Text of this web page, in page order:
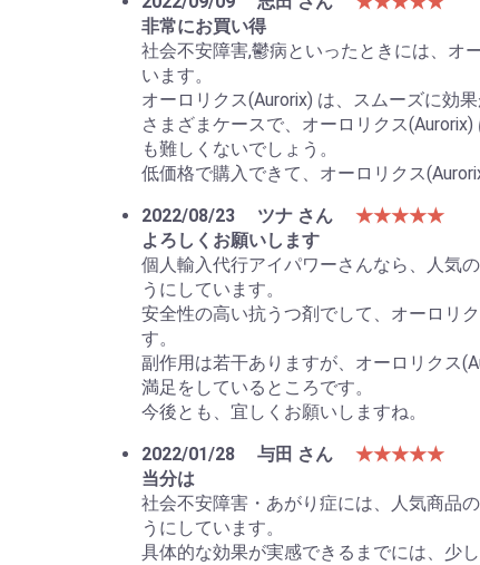
非常にお買い得
社会不安障害,鬱病といったときには、オ
います。
オーロリクス(Aurorix) は、スムーズに効
さまざまケースで、オーロリクス
も難しくないでしょう。
低価格で購入できて、オーロリクス
2022/08/23
ツナ さん
★★★★★
よろしくお願いします
個人輸入代行アイパワーさんなら、人気
うにしています。
安全性の高い抗うつ剤でして、オーロリ
す。
副作用は若干ありますが、オーロリクス
満足をしているところです。
今後とも、宜しくお願いしますね。
2022/01/28
与田 さん
★★★★★
当分は
社会不安障害・あがり症には、人気商品
うにしています。
具体的な効果が実感できるまでには、少